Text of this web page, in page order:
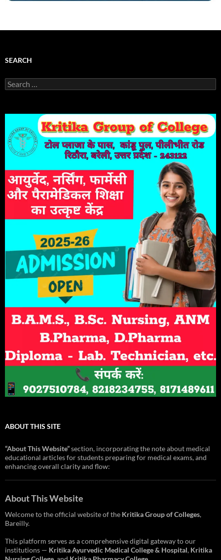
SEARCH
Search
for:
ABOUT THIS SITE
“About This Website”section, incorporating the note about medical
educational articles for students preparing for medical exams, and
enhancing overall clarity and flow:
About This Website
Welcome to the official website of the Kritika Group of Colleges,
Bareilly.
This platform serves as a comprehensive digital gateway to our
institutions — Kritika Ayurvedic Medical College & Hospital, Kritika